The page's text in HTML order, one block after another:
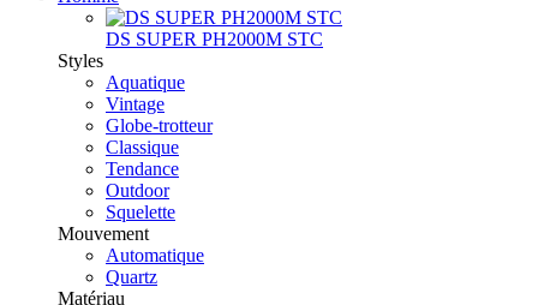
DS SUPER PH2000M STC
Styles
Aquatique
Vintage
Globe-trotteur
Classique
Tendance
Outdoor
Squelette
Mouvement
Automatique
Quartz
Matériau